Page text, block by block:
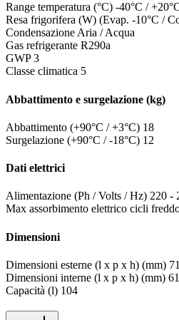
Range temperatura (°C) -40°C /
Resa frigorifera (W) (Evap. -10°C /
Condensazione Aria / Acqua
Gas refrigerante R290a
GWP3
Classe climatica 5
Abbattimento e surgelazione (kg)
Abbattimento (+90°C / +3°C) 18
Surgelazione (+90°C / -18°C) 12
Dati elettrici
Alimentazione (Ph / Volts / Hz) 220 -
Max assorbimento elettrico cicli
Dimensioni
Dimensioni esterne (l x p x h) (mm)
Dimensioni interne (l x p x h) (mm)
Capacità (l) 104